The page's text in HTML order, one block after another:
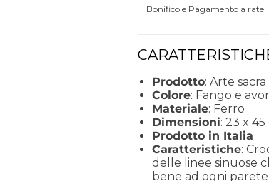
Bonifico e Pagamento a rate
Prodotto: Arte
Colore: Fango e
Materiale: Ferro
Dimensioni: 23 x
Prodotto in Italia
Caratteristiche:
delle linee sinuose
bene ad ogni